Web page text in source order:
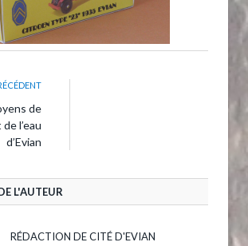
de
l’eau
d’Evian
L'AUTEUR
RÉDACTION DE CITÉ D'EVIAN